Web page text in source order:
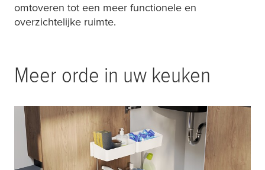
omtoveren tot een meer functionele en
overzichtelijke ruimte.
Meer orde in uw keuken